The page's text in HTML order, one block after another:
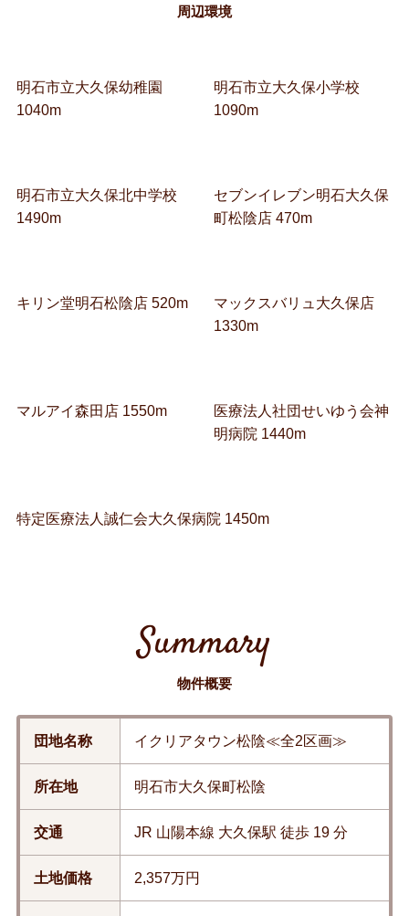
周辺環境
明石市立大久保幼稚園
1040m
明石市立大久保小学校
1090m
明石市立大久保北中学校
1490m
セブンイレブン明石大久保
町松陰店 470m
キリン堂明石松陰店 520m
マックスバリュ大久保店
1330m
マルアイ森田店 1550m
医療法人社団せいゆう会神
明病院 1440m
特定医療法人誠仁会大久保病院 1450m
Summary
物件概要
団地名称 イクリアタウン松陰≪全2区画≫
所在地 明石市大久保町松陰
交通 JR 山陽本線 大久保駅 徒歩 19 分
土地価格 2,357万円